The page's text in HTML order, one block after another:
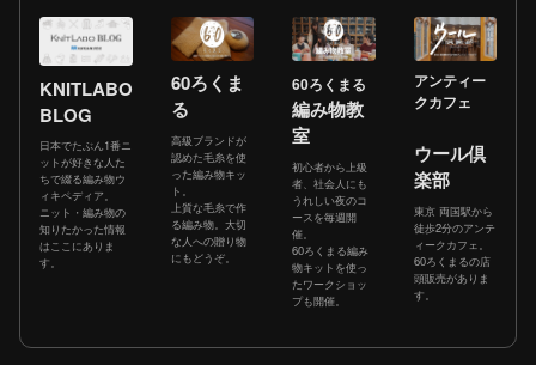
KNITLABO
BLOG
日本でたぶん1番ニ
ットが好きな人た
ちで綴る編み物ウ
ィキペディア。
ニット・編み物の
知りたかった情報
はここにありま
す。
60ろくま
る
高級ブランドが
認めた毛糸を使
った編み物キッ
ト。
上質な毛糸で作
る編み物。大切
な人への贈り物
にもどうぞ。
60ろくまる
編み物教
室
初心者から上級
者、社会人にも
うれしい夜のコ
ースを毎週開
催。
60ろくまる編み
物キットを使っ
たワークショッ
プも開催。
アンティー
クカフェ
ウール倶
楽部
東京 両国駅から
徒歩2分のアンテ
ィークカフェ。
60ろくまるの店
頭販売がありま
す。